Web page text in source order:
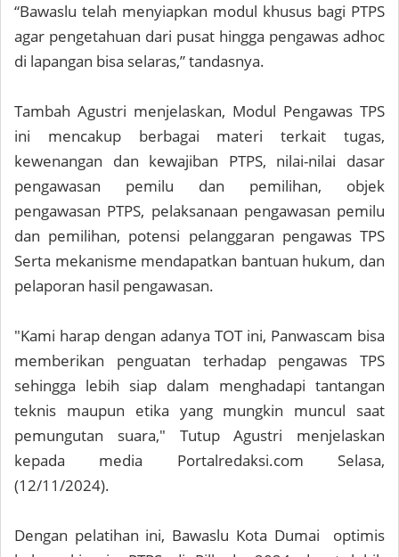
“Bawaslu telah menyiapkan modul khusus bagi PTPS
agar pengetahuan dari pusat hingga pengawas adhoc
di lapangan bisa selaras,” tandasnya.
Tambah Agustri menjelaskan, Modul Pengawas TPS
ini mencakup berbagai materi terkait tugas,
kewenangan dan kewajiban PTPS, nilai-nilai dasar
pengawasan pemilu dan pemilihan, objek
pengawasan PTPS, pelaksanaan pengawasan pemilu
dan pemilihan, potensi pelanggaran pengawas TPS
Serta mekanisme mendapatkan bantuan hukum, dan
pelaporan hasil pengawasan.
"Kami harap dengan adanya TOT ini, Panwascam bisa
memberikan penguatan terhadap pengawas TPS
sehingga lebih siap dalam menghadapi tantangan
teknis maupun etika yang mungkin muncul saat
pemungutan suara," Tutup Agustri menjelaskan
kepada media Portalredaksi.com Selasa,
(12/11/2024).
Dengan pelatihan ini, Bawaslu Kota Dumai optimis